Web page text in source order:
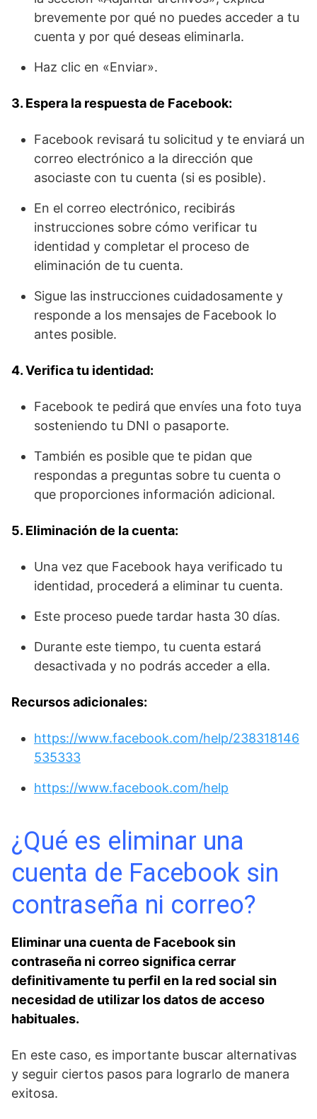
brevemente por qué no puedes acceder a tu
cuenta y por qué deseas eliminarla.
Haz clic en «Enviar».
3. Espera la respuesta de Facebook:
Facebook revisará tu solicitud y te enviará un
correo electrónico a la dirección que
asociaste con tu cuenta (si es posible).
En el correo electrónico, recibirás
instrucciones sobre cómo verificar tu
identidad y completar el proceso de
eliminación de tu cuenta.
Sigue las instrucciones cuidadosamente y
responde a los mensajes de Facebook lo
antes posible.
4. Verifica tu identidad:
Facebook te pedirá que envíes una foto tuya
sosteniendo tu DNI o pasaporte.
También es posible que te pidan que
respondas a preguntas sobre tu cuenta o
que proporciones información adicional.
5. Eliminación de la cuenta:
Una vez que Facebook haya verificado tu
identidad, procederá a eliminar tu cuenta.
Este proceso puede tardar hasta 30 días.
Durante este tiempo, tu cuenta estará
desactivada y no podrás acceder a ella.
Recursos adicionales:
https://www.facebook.com/help/238318146
535333
https://www.facebook.com/help
¿Qué es eliminar ‌una
cuenta de Facebook sin
contraseña ni ‍correo?
Eliminar una cuenta de Facebook sin
contraseña ni correo ‌significa cerrar
definitivamente tu perfil en ⁢la red social​ sin
necesidad de utilizar los datos de acceso
habituales. ⁣
En este caso, es importante buscar alternativas
y seguir ciertos pasos para lograrlo de manera
exitosa.